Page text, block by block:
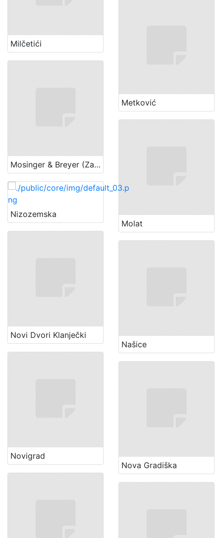
Metković
Milčetići
Molat
Mosinger & Breyer (Zagreb)
Našice
Nizozemska
Nova Gradiška
Novi Dvori Klanječki
Novigrad